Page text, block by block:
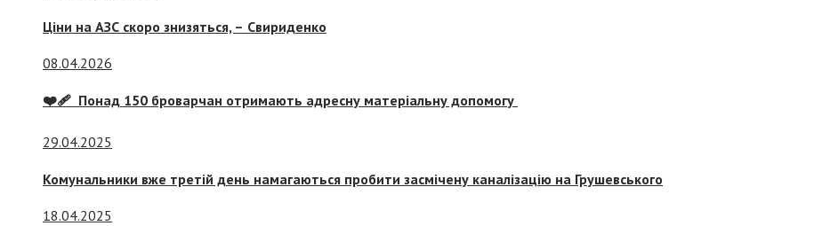
Ціни на АЗС скоро знизяться, – Свириденко
08.04.2026
❤️‍🩹 Понад 150 броварчан отримають адресну матеріальну допомогу
29.04.2025
Комунальники вже третій день намагаються пробити засмічену каналізацію на Грушевського
18.04.2025